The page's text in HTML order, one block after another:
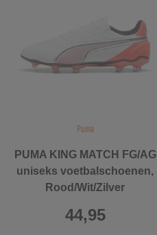
Puma
PUMA KING MATCH FG/AG
uniseks voetbalschoenen,
Rood/Wit/Zilver
44,95